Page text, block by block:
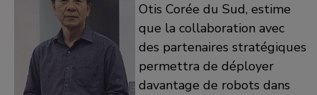
Otis Corée du Sud, estime
que la collaboration avec
des partenaires stratégiques
permettra de déployer
davantage de robots dans